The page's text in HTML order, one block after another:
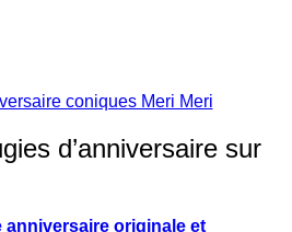
coniques Meri Meri
d’anniversaire sur
anniversaire originale et